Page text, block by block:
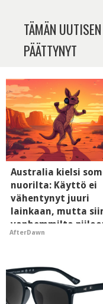
TÄMÄN
PÄÄTTYNYT
Australia kielsi
nuorilta: Käyttö ei
vähentynyt juuri
lainkaan, mutta
vanhemmilta
AfterDawn